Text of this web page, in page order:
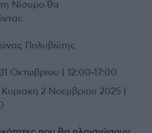
Νίσυρο θα
Πολυβώτης
Οκτωβρίου | 12:00-17:00
2 Νοεμβρίου 2025 |